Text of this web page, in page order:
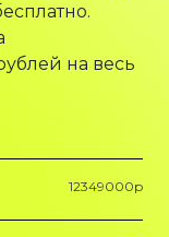
на весь
12349000p